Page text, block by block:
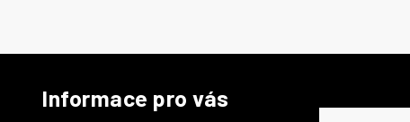
Informace pro vás